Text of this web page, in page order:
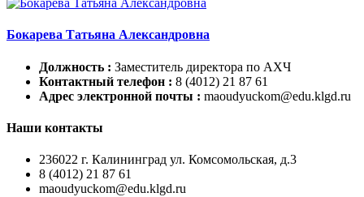
Бокарева Татьяна Александровна
Должность : Заместитель директора по АХЧ
Контактный телефон : 8 (4012) 21 87 61
Адрес электронной почты : maoudyuckom@edu.klgd.ru
Наши контакты
236022 г. Калининград ул. Комсомольская, д.3
8 (4012) 21 87 61
maoudyuckom@edu.klgd.ru